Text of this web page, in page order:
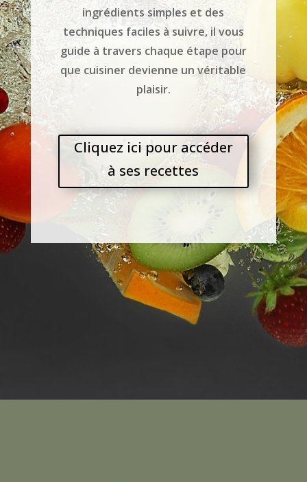
ingrédients simples et des
techniques faciles à suivre, il vous
guide à travers chaque étape pour
que cuisiner devienne un véritable
plaisir.
Cliquez ici pour accéder
à ses recettes